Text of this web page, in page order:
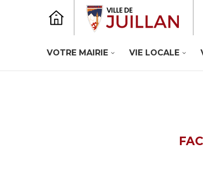
VOTRE MAIRIE VIE LOCALE